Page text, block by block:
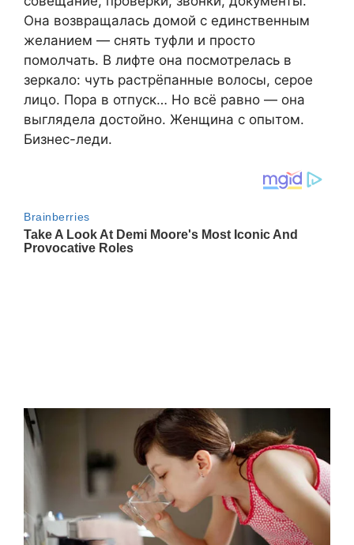
Она возвращалась домой с единственным
желанием — снять туфли и просто
помолчать. В лифте она посмотрелась в
зеркало: чуть растрёпанные волосы, серое
лицо. Пора в отпуск… Но всё равно — она
выглядела достойно. Женщина с опытом.
Бизнес-леди.